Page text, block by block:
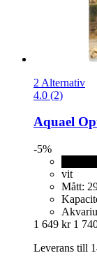
2 Alternativ
4.0 (2)
Aquael
-5%
vit
Mått:
1 649 kr 1
Leverans till